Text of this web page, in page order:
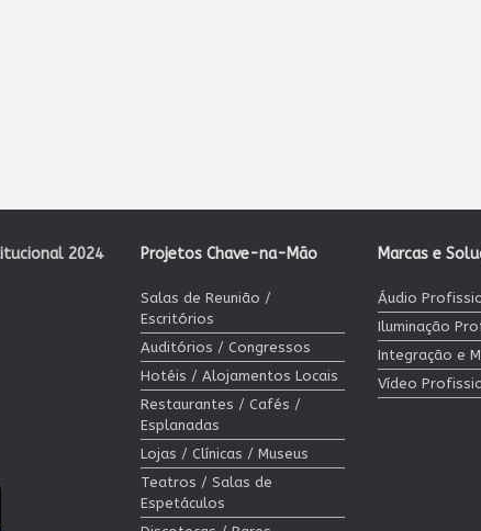
2024 Projetos Chave-na-Mão
Salas de Reunião /
Escritórios
Auditórios / Congressos
Hotéis / Alojamentos Locais
Restaurantes / Cafés /
Esplanadas
Lojas / Clínicas / Museus
Teatros / Salas de
Espetáculos
Marcas e
Áudio
Iluminação
Integração e
Vídeo